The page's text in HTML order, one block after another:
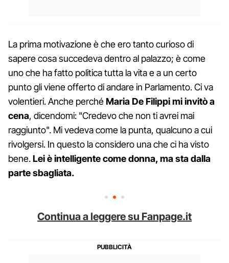
La prima motivazione è che ero tanto curioso di
sapere cosa succedeva dentro al palazzo; è come
uno che ha fatto politica tutta la vita e a un certo
punto gli viene offerto di andare in Parlamento. Ci va
volentieri. Anche perchéMaria De Filippi mi invitò a
cena, dicendomi: "Credevo che non ti avrei mai
raggiunto". Mi vedeva come la punta, qualcuno a cui
rivolgersi. In questo la considero una che ci ha visto
bene.Lei è intelligente come donna, ma sta dalla
parte sbagliata.
Continua a leggere su Fanpage.it